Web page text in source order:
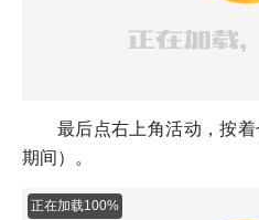
最后点右上角活动，按
期间）。
正在加载100%